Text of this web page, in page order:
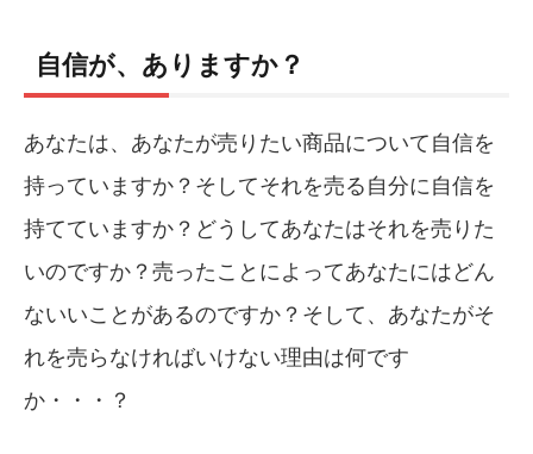
自信が、ありますか？
あなたは、あなたが売りたい商品について自信を
持っていますか？そしてそれを売る自分に自信を
持てていますか？どうしてあなたはそれを売りた
いのですか？売ったことによってあなたにはどん
ないいことがあるのですか？そして、あなたがそ
れを売らなければいけない理由は何です
か・・・？